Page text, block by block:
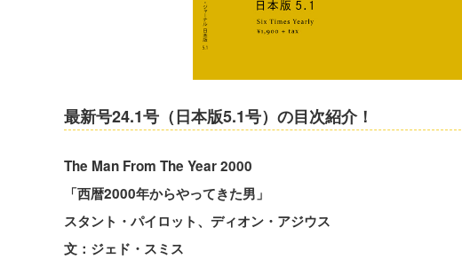
最新号24.1号（日本版5.1号）の目次紹介！
The Man From The Year 2000
「西暦2000年からやってきた男」
スタント・パイロット、ディオン・アジウス
文：ジェド・スミス